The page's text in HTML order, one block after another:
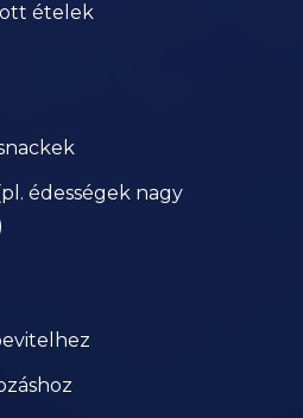
ételek
édességek nagy